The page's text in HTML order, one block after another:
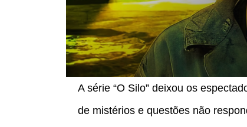
A série “O Silo” deixou os
de mistérios e questões não